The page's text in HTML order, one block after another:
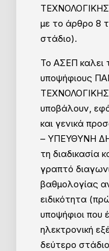
με το άρθρο 8
στάδιο).
Το ΑΣΕΠ καλει
υποψήφιους
υποβάλουν,
και γενικά
– ΥΠΕΥΘΥΝΗ
τη διαδικασία
γραπτό
βαθμολογίας
ειδικότητα
υποψήφιοι που
ηλεκτρονική
δεύτερο